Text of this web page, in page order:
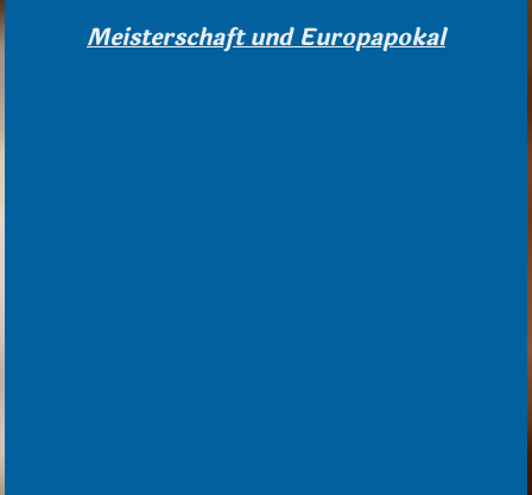
Meisterschaft und Europapokal